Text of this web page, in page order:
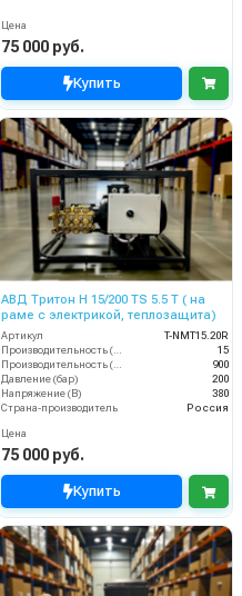
Цена
75 000 руб.
Купить
АВД Тритон H 15/200 TS 5.5 T ( на
раме с электрикой, теплозащита)
Артикул
T-NMT15.20R
Производительность (л/мин)
15
Производительность (л/ч)
900
Давление (бар)
200
Напряжение (В)
380
Страна-производитель
Россия
Цена
75 000 руб.
Купить